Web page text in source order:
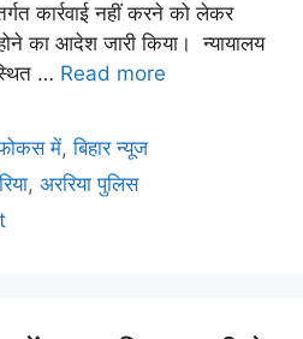
कार्रवाई नहीं करने को लेकर
का आदेश जारी किया। न्यायालय
… Read more
में,बिहार न्यूज
,अररिया पुलिस